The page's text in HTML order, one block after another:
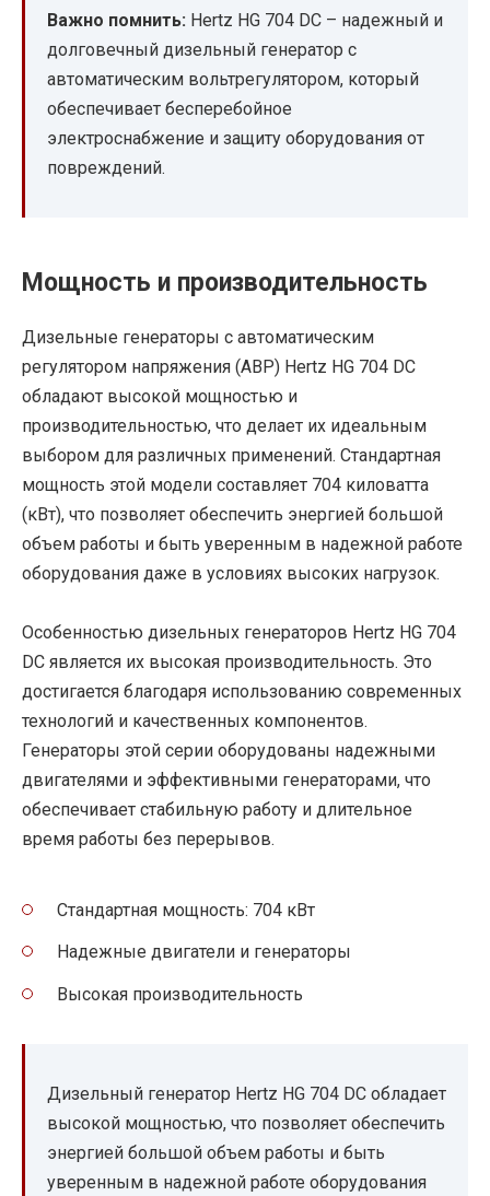
Важно помнить: Hertz HG 704 DC – надежный и
долговечный дизельный генератор с
автоматическим вольтрегулятором, который
обеспечивает бесперебойное
электроснабжение и защиту оборудования от
повреждений.
Мощность и производительность
Дизельные генераторы с автоматическим
регулятором напряжения (АВР) Hertz HG 704 DC
обладают высокой мощностью и
производительностью, что делает их идеальным
выбором для различных применений. Стандартная
мощность этой модели составляет 704 киловатта
(кВт), что позволяет обеспечить энергией большой
объем работы и быть уверенным в надежной работе
оборудования даже в условиях высоких нагрузок.
Особенностью дизельных генераторов Hertz HG 704
DC является их высокая производительность. Это
достигается благодаря использованию современных
технологий и качественных компонентов.
Генераторы этой серии оборудованы надежными
двигателями и эффективными генераторами, что
обеспечивает стабильную работу и длительное
время работы без перерывов.
Стандартная мощность: 704 кВт
Надежные двигатели и генераторы
Высокая производительность
Дизельный генератор Hertz HG 704 DC обладает
высокой мощностью, что позволяет обеспечить
энергией большой объем работы и быть
уверенным в надежной работе оборудования